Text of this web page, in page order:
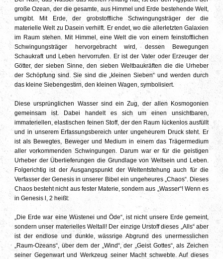
große Ozean, der die gesamte, aus Himmel und Erde bestehende Welt,
umgibt. Mit Erde, der grobstoffliche Schwingungsträger der die
materielle Welt zu Dasein verhilft. Er endet, wo die allerletzten Galaxien
im Raum stehen. Mit Himmel, eine Welt die von einem feinstofflichen
Schwingungsträger hervorgebracht wird, dessen Bewegungen
Schaukraft und Leben hervorrufen. Er ist der Vater oder Erzeuger der
Götter, der sieben Sinne, den sieben Weltbaukräften die die Urheber
der Schöpfung sind. Sie sind die „kleinen Sieben“ und werden durch
das kleine Siebengestirn, den kleinen Wagen, symbolisiert.
Diese ursprünglichen Wasser sind ein Zug, der allen Kosmogonien
gemeinsam ist. Dabei handelt es sich um einen unsichtbaren,
immateriellen, elastischen feinen Stoff, der den Raum lückenlos ausfüllt
und in unserem Erfassungsbereich unter ungeheurem Druck steht. Er
ist als Bewegtes, Beweger und Medium in einem das Trägermedium
aller vorkommenden Schwingungen. Darum war er für die geistigen
Urheber der Überlieferungen die Grundlage von Weltsein und Leben.
Folgerichtig ist der Ausgangspunkt der Weltentstehung auch für die
Verfasser der Genesis in unserer Bibel ein ungeheures „Chaos“. Dieses
Chaos besteht nicht aus fester Materie, sondern aus „Wasser“! Wenn es
in Genesis l, 2 heißt:
„Die Erde war eine Wüstenei und Öde“, ist nicht unsere Erde gemeint,
sondern unser materielles Weltall! Der einzige Urstoff dieses „Alls“ aber
ist der endlose und dunkle, wässrige Abgrund des unermesslichen
„Raum-Ozeans“, über dem der „Wind“, der „Geist Gottes“, als Zeichen
seiner Gegenwart und Werkzeug seiner Macht schwebte. Auf dieses